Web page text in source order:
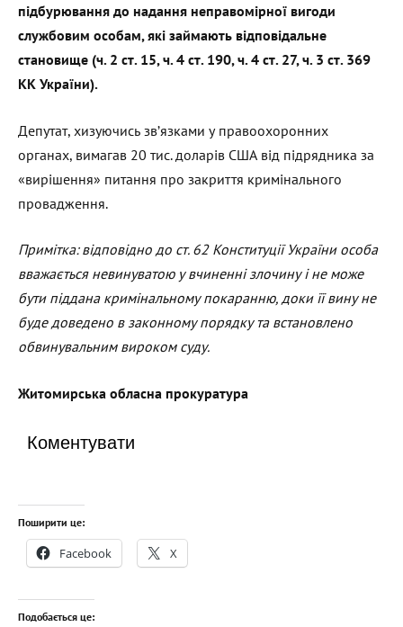
підбурювання до надання неправомірної вигоди
службовим особам, які займають відповідальне
становище (ч. 2 ст. 15, ч. 4 ст. 190, ч. 4 ст. 27, ч. 3 ст. 369
КК України).
Депутат, хизуючись зв’язками у правоохоронних
органах, вимагав 20 тис. доларів США від підрядника за
«вирішення» питання про закриття кримінального
провадження.
Примітка: відповідно до ст. 62 Конституції України особа
вважається невинуватою у вчиненні злочину і не може
бути піддана кримінальному покаранню, доки її вину не
буде доведено в законному порядку та встановлено
обвинувальним вироком суду.
Житомирська обласна прокуратура
Коментувати
Поширити це:
Facebook X
Подобається це: